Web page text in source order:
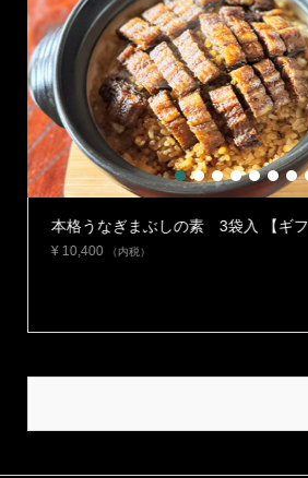
本格うなぎまぶしの素 3袋入 【ギ
¥10,400 （内税）
1 2 3 4 5 6 7